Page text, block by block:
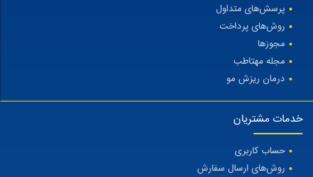
پرسش‌های متداول
روش‌های پرداخت
مجوزها
مجله مهتاطب
درمان ریزش مو
خدمات مشتریان
حساب کاربری
روش‌های ارسال سفارش